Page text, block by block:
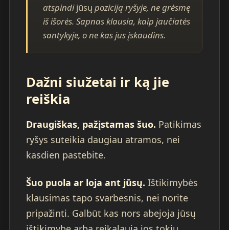
atspindijūsų poziciją ryšyje, ne grėsmę
iš išorės. Sapnas klausia, kaip jaučiatės
santykyje, o ne kas jus įskaudins.
Dažni siužetai ir ką jie
reiškia
Draugiškas, pažįstamas šuo. Patikimas
ryšys suteikia daugiau atramos, nei
kasdien pastebite.
Šuo puola ar loja ant jūsų. Ištikimybės
klausimas tapo svarbesnis, nei norite
pripažinti. Galbūt kas nors abejoja jūsų